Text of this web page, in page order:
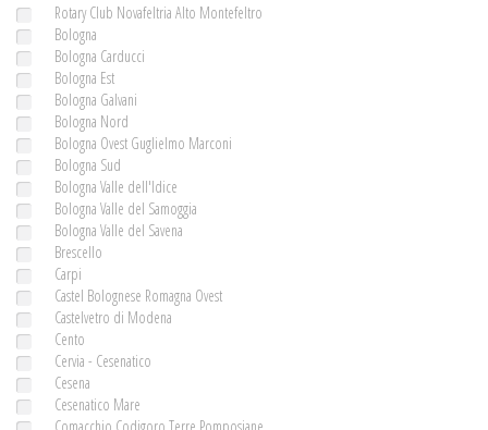
Rotary Club Novafeltria Alto Montefeltro
Bologna
Bologna Carducci
Bologna Est
Bologna Galvani
Bologna Nord
Bologna Ovest Guglielmo Marconi
Bologna Sud
Bologna Valle dell'Idice
Bologna Valle del Samoggia
Bologna Valle del Savena
Brescello
Carpi
Castel Bolognese Romagna Ovest
Castelvetro di Modena
Cento
Cervia - Cesenatico
Cesena
Cesenatico Mare